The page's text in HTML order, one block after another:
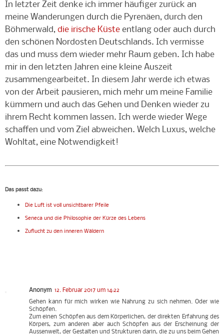
In letzter Zeit denke ich immer häufiger zurück an
meine Wanderungen durch die Pyrenäen, durch den
Böhmerwald, die irische Küste entlang oder auch durch
den schönen Nordosten Deutschlands. Ich vermisse
das und muss dem wieder mehr Raum geben. Ich habe
mir in den letzten Jahren eine kleine Auszeit
zusammengearbeitet. In diesem Jahr werde ich etwas
von der Arbeit pausieren, mich mehr um meine Familie
kümmern und auch das Gehen und Denken wieder zu
ihrem Recht kommen lassen. Ich werde wieder Wege
schaffen und vom Ziel abweichen. Welch Luxus, welche
Wohltat, eine Notwendigkeit!
Das passt dazu:
Die Luft ist voll unsichtbarer Pfeile
Seneca und die Philosophie der Kürze des Lebens
Zuflucht zu den inneren Wäldern
Anonym 12. Februar 2017 um 14:22
Gehen kann für mich wirken wie Nahrung zu sich nehmen. Oder wie
Schöpfen.
Zum einen Schöpfen aus dem Körperlichen, der direkten Erfahrung des
Körpers, zum anderen aber auch Schöpfen aus der Erscheinung der
Aussenwelt, der Gestalten und Strukturen darin, die zu uns beim Gehen